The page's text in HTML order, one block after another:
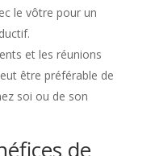
le vôtre pour un
et les réunions
être préférable de
soi ou de son
de